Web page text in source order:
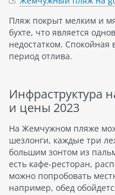
Пляж покрыт мелким и
бухте, что является
недостатком. Спокойная
период отлива.
Инфраструктура
и цены 2023
На Жемчужном пляже
шезлонги, каждые три
большим зонтом из
есть кафе-ресторан,
можно попробовать
например, обед